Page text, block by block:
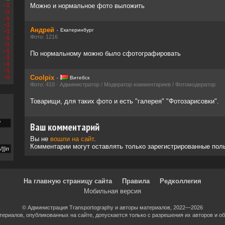
–1
–1
–1
–1
–1
–1
–1
–1
–1
–1
–1
–1
Можно и нормальное фото выложить
Андрей · Екатеринбург
Фото: 1216
По нормальному можно было сфотографировать
Coolpix · Витебск
Фото: 410 · Администратор / Модератор комментариев / Фотомодератор
Товарищи, для таких фото и есть "галерея" "Фотозарисовки".
Ваш комментарий
Вы не вошли на сайт.
Комментарии могут оставлять только зарегистрированные
На главную страницу сайта Правила
Редколлегия
Мобильная версия
© Администрация Transportography и авторы материалов, 2022—2026
опубликованных на сайте, допускается только с разрешения их авторов и